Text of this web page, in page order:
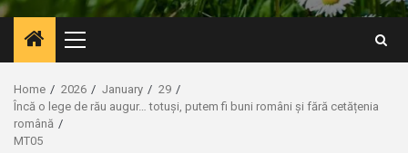
Primary
Menu
Home 2026 January
29
Încă o lege de rău augur… totuși, putem fi buni români și fără cetățenia
română
MT05